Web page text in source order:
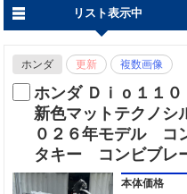
リスト表示中
ホンダ 更新 複数画像
ホンダ Ｄｉｏ１１
新色マットテクノ
０２６年モデル コ
タキー コンビブレ
本体価格